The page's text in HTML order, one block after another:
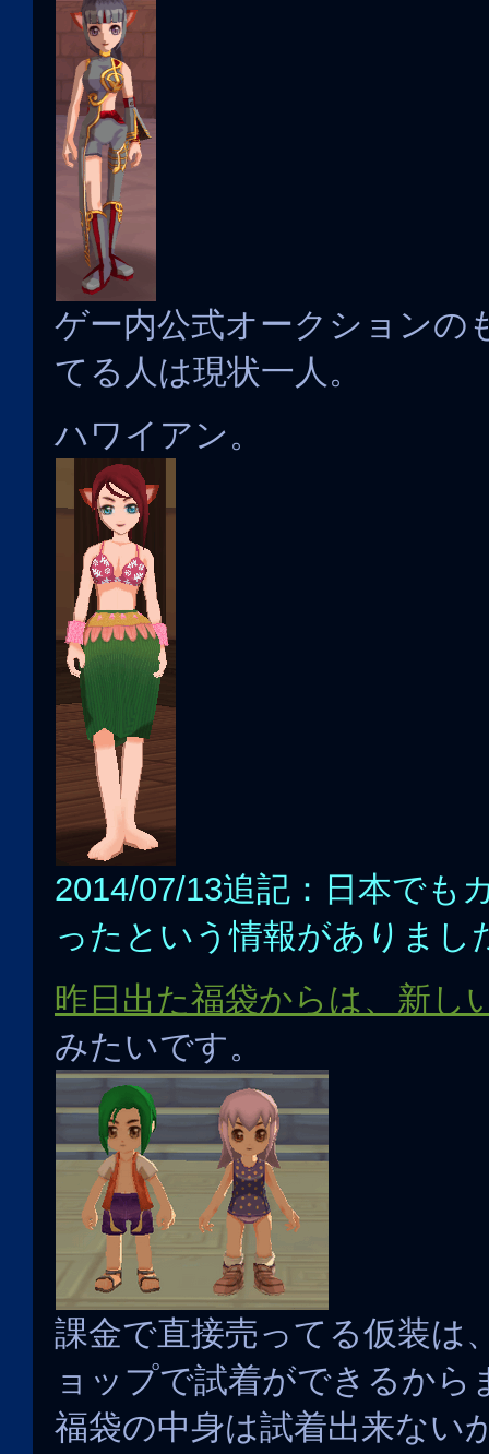
ゲー内公式オークションの
てる人は現状一人。
ハワイアン。
2014/07/13追記：日本でも
ったという情報がありまし
昨日出た福袋からは、新し
みたいです。
課金で直接売ってる仮装は
ョップで試着ができるから
福袋の中身は試着出来ない